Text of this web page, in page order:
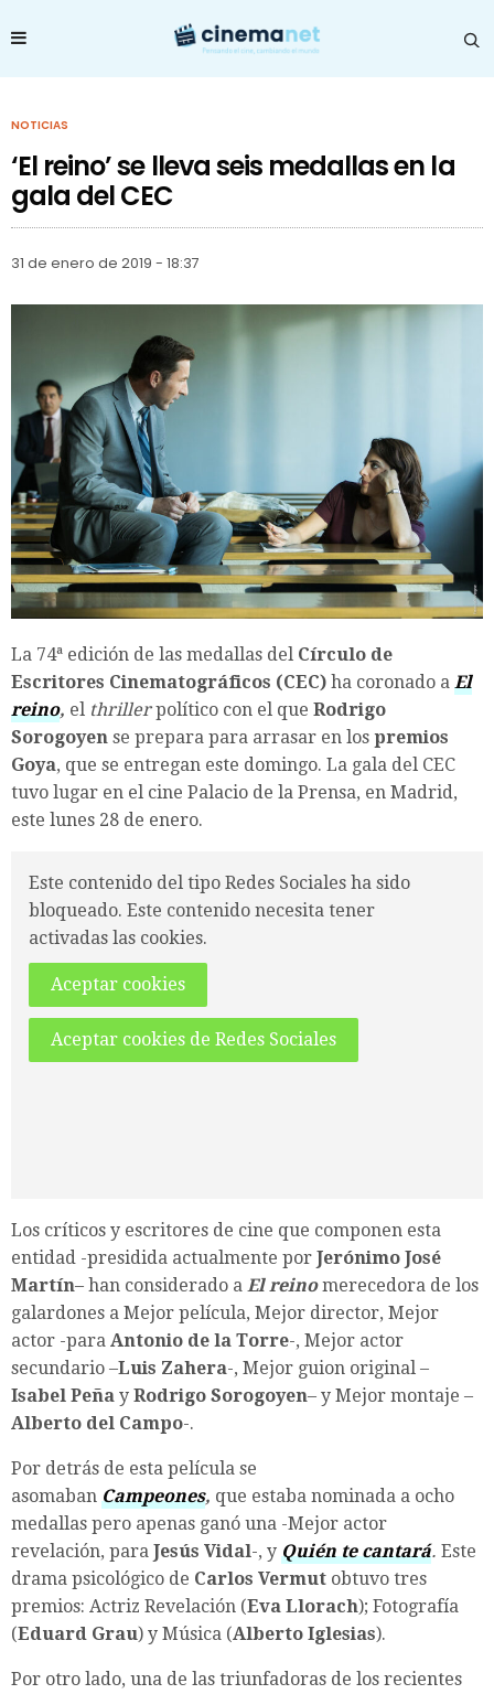
NOTICIAS
‘El reino’ se lleva seis medallas en la
gala del CEC
31 de enero de 2019 - 18:37
La 74ª edición de las medallas del Círculo de
Escritores Cinematográficos (CEC) ha coronado a El
reino, el thrillerpolítico con el que Rodrigo
Sorogoyen se prepara para arrasar en los premios
Goya, que se entregan este domingo. La gala del CEC
tuvo lugar en el cine Palacio de la Prensa, en Madrid,
este lunes 28 de enero.
Este contenido del tipo Redes Sociales ha sido
bloqueado. Este contenido necesita tener
activadas las cookies.
Aceptar cookies
Aceptar cookies de Redes Sociales
Los críticos y escritores de cine que componen esta
entidad -presidida actualmente por Jerónimo José
Martín– han considerado a El reinomerecedora de los
galardones a Mejor película, Mejor director, Mejor
actor -para Antonio de la Torre-, Mejor actor
secundario –Luis Zahera-, Mejor guion original –
Isabel Peña y Rodrigo Sorogoyen– y Mejor montaje –
Alberto del Campo-.
Por detrás de esta película se
asomaban Campeones, que estaba nominada a ocho
medallas pero apenas ganó una -Mejor actor
revelación, para Jesús Vidal-, y Quién te cantará. Este
drama psicológico de Carlos Vermut obtuvo tres
premios: Actriz Revelación (Eva Llorach); Fotografía
(Eduard Grau) y Música (Alberto Iglesias).
Por otro lado, una de las triunfadoras de los recientes